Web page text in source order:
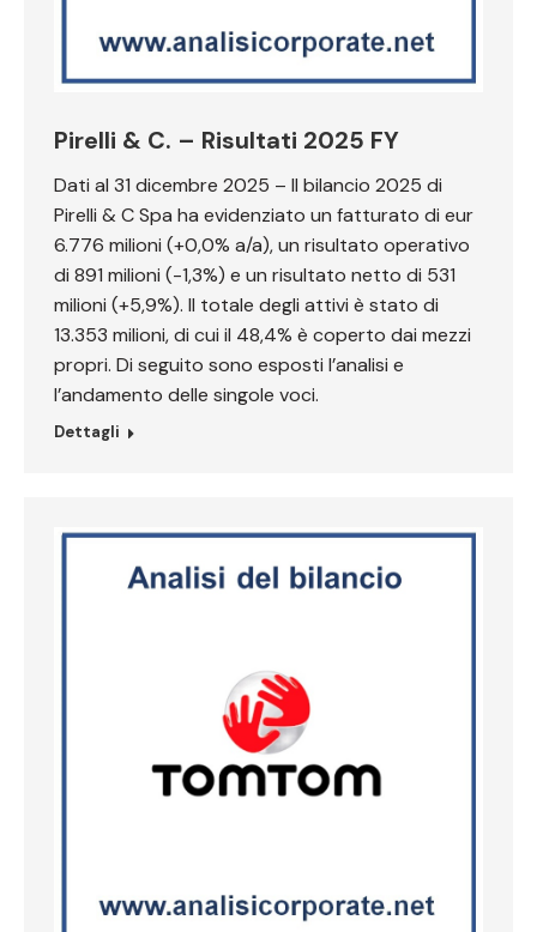
Pirelli & C. – Risultati 2025 FY
Dati al 31 dicembre 2025 – Il bilancio 2025 di
Pirelli & C Spa ha evidenziato un fatturato di eur
6.776 milioni (+0,0% a/a), un risultato operativo
di 891 milioni (-1,3%) e un risultato netto di 531
milioni (+5,9%). Il totale degli attivi è stato di
13.353 milioni, di cui il 48,4% è coperto dai mezzi
propri. Di seguito sono esposti l’analisi e
l’andamento delle singole voci.
Dettagli